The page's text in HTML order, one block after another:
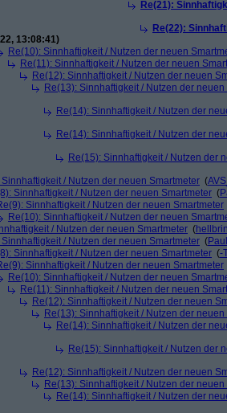
Re(21):
Re(22):
13:08:41)
Re(10): Sinnhaftigkeit / Nutzen der neuen
Re(11): Sinnhaftigkeit / Nutzen der neuen
Re(12): Sinnhaftigkeit / Nutzen der neuen
Re(13): Sinnhaftigkeit / Nutzen der neuen
Re(14): Sinnhaftigkeit / Nutzen der
Re(14): Sinnhaftigkeit / Nutzen der
Re(15): Sinnhaftigkeit / Nutzen der
Sinnhaftigkeit / Nutzen der neuen Smartmeter (
Sinnhaftigkeit / Nutzen der neuen Smartmeter (
Sinnhaftigkeit / Nutzen der neuen Smartmeter
Re(10): Sinnhaftigkeit / Nutzen der neuen
/ Nutzen der neuen Smartmeter (
Sinnhaftigkeit / Nutzen der neuen Smartmeter (
Sinnhaftigkeit / Nutzen der neuen Smartmeter (-
Sinnhaftigkeit / Nutzen der neuen Smartmeter
Re(10): Sinnhaftigkeit / Nutzen der neuen
Re(11): Sinnhaftigkeit / Nutzen der neuen
Re(12): Sinnhaftigkeit / Nutzen der neuen
Re(13): Sinnhaftigkeit / Nutzen der neuen
Re(14): Sinnhaftigkeit / Nutzen der
Re(15): Sinnhaftigkeit / Nutzen der
Re(12): Sinnhaftigkeit / Nutzen der neuen
Re(13): Sinnhaftigkeit / Nutzen der neuen
Re(14): Sinnhaftigkeit / Nutzen der